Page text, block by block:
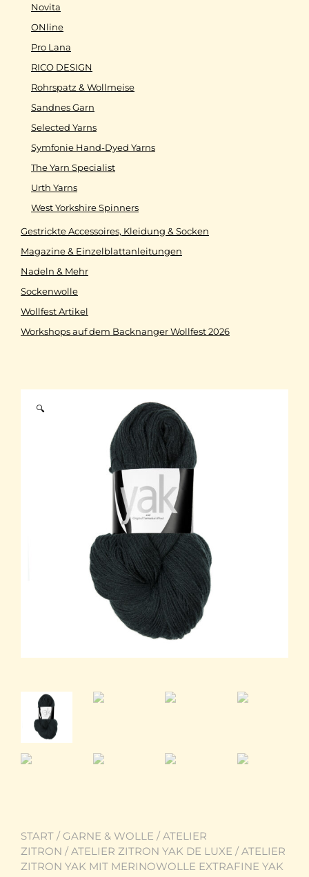
🔍
START / GARNE & WOLLE /ATELIER
ZITRON /ATELIER ZITRON YAK DE LUXE / ATELIER
ZITRON YAK MIT MERINOWOLLE EXTRAFINE YAK
Novita
ONline
Pro Lana
RICO DESIGN
Rohrspatz & Wollmeise
Sandnes Garn
Selected Yarns
Symfonie Hand-Dyed Yarns
The Yarn Specialist
Urth Yarns
West Yorkshire Spinners
Gestrickte Accessoires, Kleidung & Socken
Magazine & Einzelblattanleitungen
Nadeln & Mehr
Sockenwolle
Wollfest Artikel
Workshops auf dem Backnanger Wollfest 2026